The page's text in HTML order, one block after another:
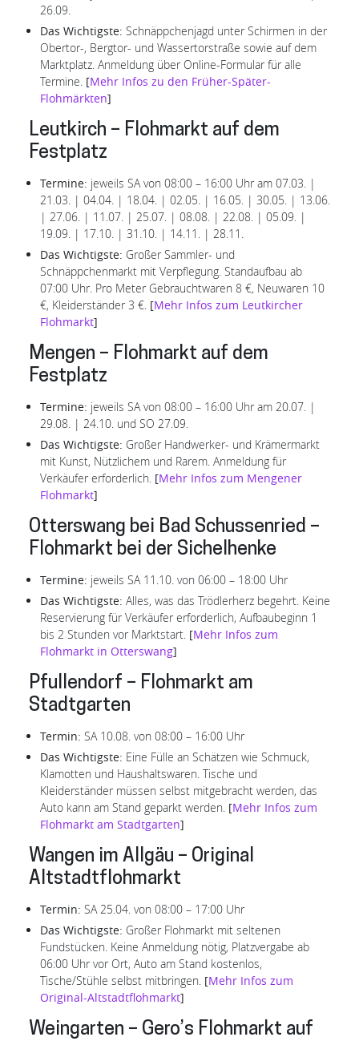
26.09.
Das Wichtigste: Schnäppchenjagd unter Schirmen in der
Obertor-, Bergtor- und Wassertorstraße sowie auf dem
Marktplatz. Anmeldung über Online-Formular für alle
Termine. [Mehr Infos zu den Früher-Später-
Flohmärkten]
Leutkirch – Flohmarkt auf dem
Festplatz
Termine: jeweils SA von 08:00 – 16:00 Uhr am 07.03. |
21.03. | 04.04. | 18.04. | 02.05. | 16.05. | 30.05. | 13.06.
| 27.06. | 11.07. | 25.07. | 08.08. | 22.08. | 05.09. |
19.09. | 17.10. | 31.10. | 14.11. | 28.11.
Das Wichtigste: Großer Sammler- und
Schnäppchenmarkt mit Verpflegung. Standaufbau ab
07:00 Uhr. Pro Meter Gebrauchtwaren 8 €, Neuwaren 10
€, Kleiderständer 3 €. [Mehr Infos zum Leutkircher
Flohmarkt]
Mengen – Flohmarkt auf dem
Festplatz
Termine: jeweils SA von 08:00 – 16:00 Uhr am 20.07. |
29.08. | 24.10. und SO 27.09.
Das Wichtigste: Großer Handwerker- und Krämermarkt
mit Kunst, Nützlichem und Rarem. Anmeldung für
Verkäufer erforderlich. [Mehr Infos zum Mengener
Flohmarkt]
Otterswang bei Bad Schussenried –
Flohmarkt bei der Sichelhenke
Termine: jeweils SA 11.10. von 06:00 – 18:00 Uhr
Das Wichtigste: Alles, was das Trödlerherz begehrt. Keine
Reservierung für Verkäufer erforderlich, Aufbaubeginn 1
bis 2 Stunden vor Marktstart. [Mehr Infos zum
Flohmarkt in Otterswang]
Pfullendorf – Flohmarkt am
Stadtgarten
Termin: SA 10.08. von 08:00 – 16:00 Uhr
Das Wichtigste: Eine Fülle an Schätzen wie Schmuck,
Klamotten und Haushaltswaren. Tische und
Kleiderständer müssen selbst mitgebracht werden, das
Auto kann am Stand geparkt werden. [Mehr Infos zum
Flohmarkt am Stadtgarten]
Wangen im Allgäu – Original
Altstadtflohmarkt
Termin: SA 25.04. von 08:00 – 17:00 Uhr
Das Wichtigste: Großer Flohmarkt mit seltenen
Fundstücken. Keine Anmeldung nötig, Platzvergabe ab
06:00 Uhr vor Ort, Auto am Stand kostenlos,
Tische/Stühle selbst mitbringen. [Mehr Infos zum
Original-Altstadtflohmarkt]
Weingarten – Gero’s Flohmarkt auf